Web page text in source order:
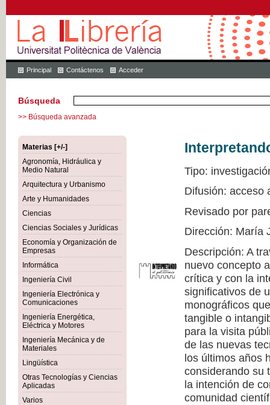
Principal Contáctenos Acceder
Búsqueda
>> Búsqueda avanzada
Materias [+/-]
Agronomía, Hidráulica y
Medio Natural
Arquitectura y Urbanismo
Arte y Humanidades
Ciencias
Ciencias Sociales y Jurídicas
Economía y Organización de
Empresas
Informática
Ingeniería Civil
Ingeniería Electrónica y
Comunicaciones
Ingeniería Energética,
Eléctrica y Motores
Ingeniería Mecánica y de
Materiales
Lingüística
Otras Tecnologías y Ciencias
Aplicadas
Varios
Tipo:
Difusión: acceso
Revisado por
Dirección: María
Descripción: A
nuevo concepto
crítica y con la
significativos de
monográficos
tangible o
para la visita
de las nuevas
los últimos años
considerando su
la intención de
comunidad